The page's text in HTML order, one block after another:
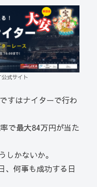
式サイト
すはナイターで行わ
で最大84万円が当た
しかないか。
、何事も成功する日